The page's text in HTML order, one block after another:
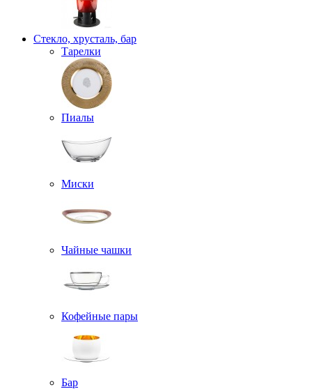
Стекло, хрусталь, бар
Тарелки
Пиалы
Миски
Чайные чашки
Кофейные пары
Бар